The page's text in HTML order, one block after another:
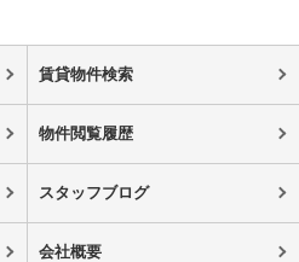
賃貸物件検索
物件閲覧履歴
スタッフブログ
会社概要